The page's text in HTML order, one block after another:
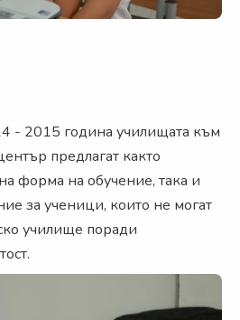
- 2015 година училищата към
предлагат както
форма на обучение, така и
за ученици, които не могат
училище поради